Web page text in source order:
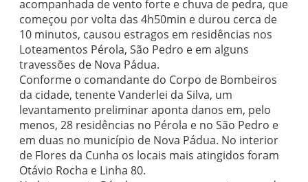
acompanhada de vento forte e chuva de pedra, que
começou por volta das 4h50min e durou cerca de
10 minutos, causou estragos em residências nos
Loteamentos Pérola, São Pedro e em alguns
travessões de Nova Pádua.
Conforme o comandante do Corpo de Bombeiros
da cidade, tenente Vanderlei da Silva, um
levantamento preliminar aponta danos em, pelo
menos, 28 residências no Pérola e no São Pedro e
em duas no município de Nova Pádua. No interior
de Flores da Cunha os locais mais atingidos foram
Otávio Rocha e Linha 80.